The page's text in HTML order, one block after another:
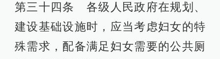
第三十四条 各级人民政府在规划、
建设基础设施时，应当考虑妇女的特
殊需求，配备满足妇女需要的公共厕